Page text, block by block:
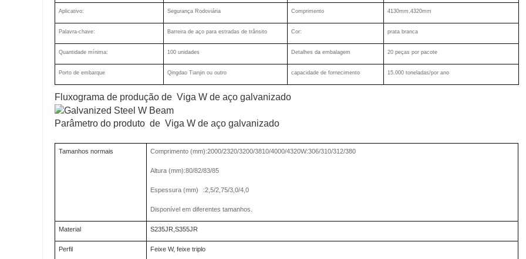
Aplicativo: Segurança Rodoviária Comprimento 4130mm,4320mm
Palavra-chave: Barreira de aço para estradas de trânsito Cor: prata branca
Quantidade mínima: 100 unidades Detalhes da embalagem 20 peças por pacote
Porto de embarque Qingdao Tianjin ou outro capacidade de fornecimento 15.000 toneladas/por ano
Fluxograma de produção de Viga W de aço galvanizado
Parâmetro do produto de Viga W de aço galvanizado
Tamanhos normais Comprimento (mm):2000/2320/3200/3810/4000/4320W:306/310/312/380
Altura (mm):80/82/83/85
Espessura (mm) :2,5/2,75/3,0/4,0
Disponível em diferentes tamanhos.
Material S235JR,S355JR
Perfil Feixe W, feixe triplo